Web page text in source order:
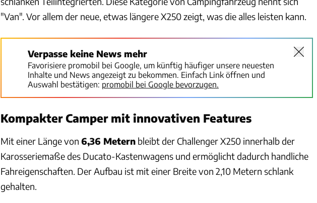
"Van". Vor allem der neue, etwas längere X250 zeigt, was die alles leisten kann.
Verpasse keine News mehr
Favorisiere promobil bei Google, um künftig häufiger unsere neuesten
Inhalte und News angezeigt zu bekommen. Einfach Link öffnen und
Auswahl bestätigen: promobil bei Google bevorzugen.
Kompakter Camper mit innovativen Features
Mit einer Länge von 6,36 Metern bleibt der Challenger X250 innerhalb der
Karosseriemaße des Ducato-Kastenwagens und ermöglicht dadurch handliche
Fahreigenschaften. Der Aufbau ist mit einer Breite von 2,10 Metern schlank
gehalten.